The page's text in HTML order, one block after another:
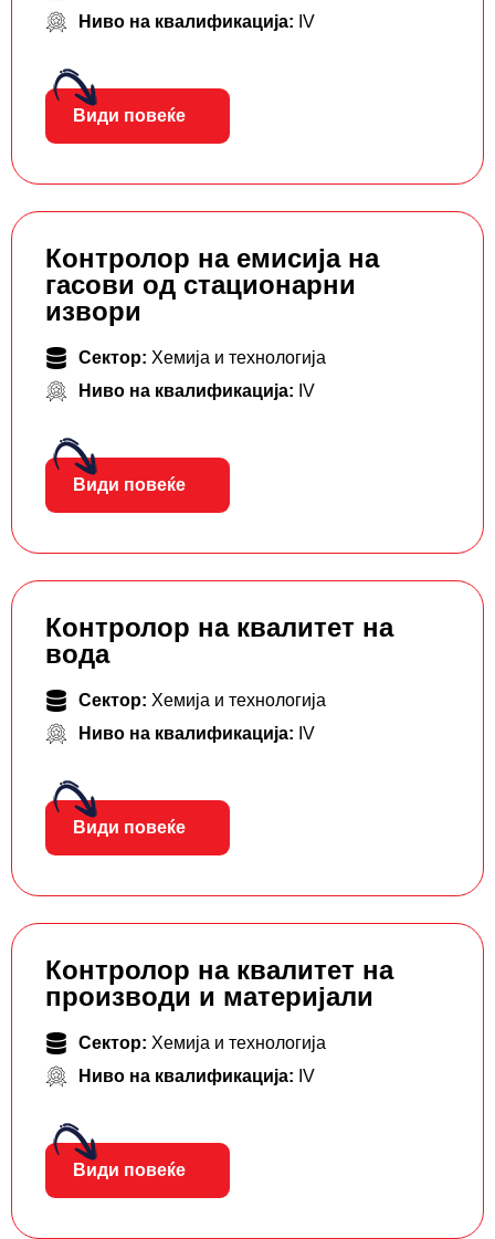
Ниво на квалификација: IV
Види повеќе
Контролор на емисија на
гасови од стационарни
извори
Сектор: Хемија и технологија
Ниво на квалификација: IV
Види повеќе
Контролор на квалитет на
вода
Сектор: Хемија и технологија
Ниво на квалификација: IV
Види повеќе
Контролор на квалитет на
производи и материјали
Сектор: Хемија и технологија
Ниво на квалификација: IV
Види повеќе